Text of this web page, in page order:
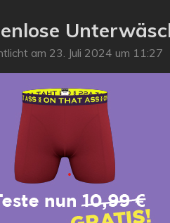
am 23. Juli 2024 um 11:27